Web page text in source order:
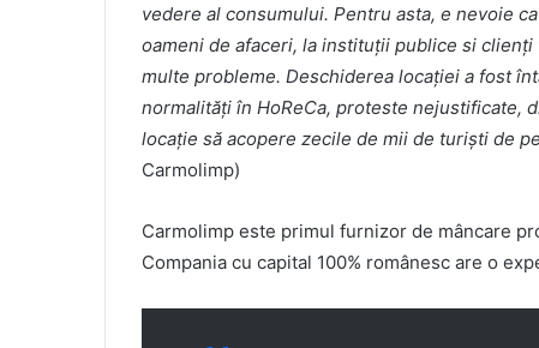
vedere al consumului. Pentru asta, e nevoie
oameni de afaceri, la instituții publice si
multe probleme. Deschiderea locației a fost
normalități în HoReCa, proteste nejustificate,
locație să acopere zecile de mii de turiști de
Carmolimp)
Carmolimp este primul furnizor de mâncare
Compania cu capital 100% românesc are o